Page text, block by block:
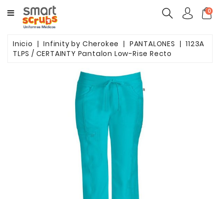
CATEGORY
HOMBRES
0
Inicio Infinity by Cherokee PANTALONES
1123A
TLPS / CERTAINTY Pantalon Low-Rise Recto